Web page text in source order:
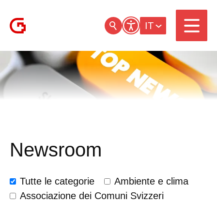
IT
Newsroom
Tutte le categorie
Ambiente e clima
Associazione dei Comuni Svizzeri